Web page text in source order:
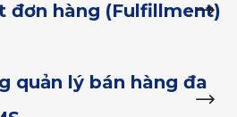
đơn hàng (Fulfillment)
quản lý bán hàng đa